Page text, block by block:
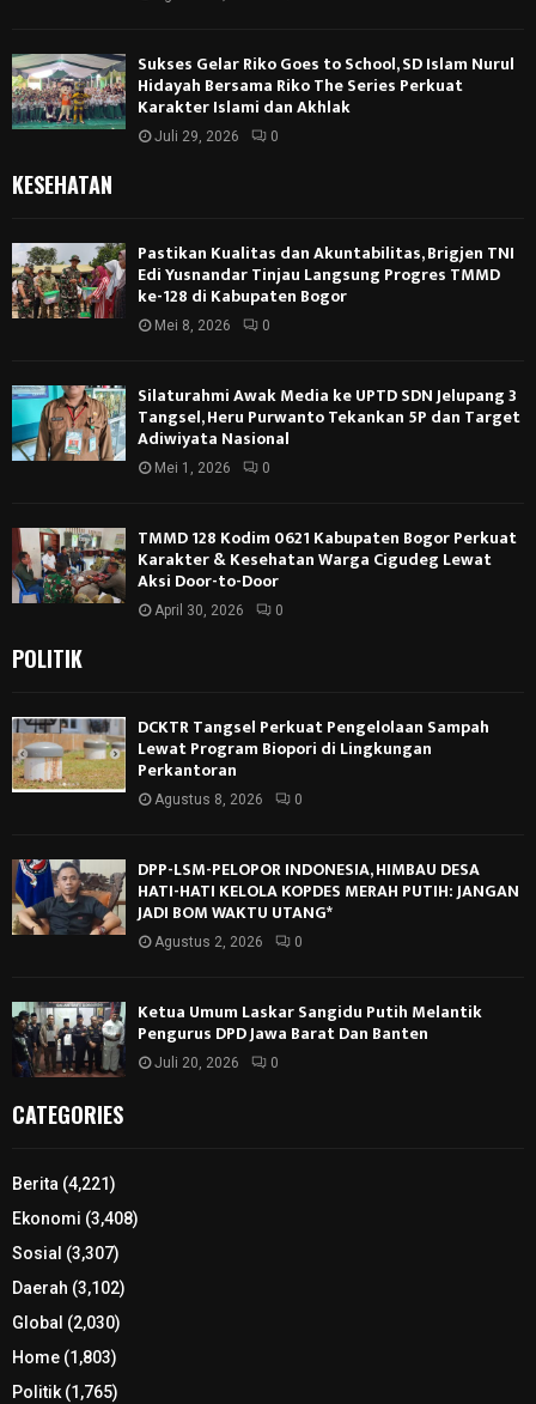
Sukses Gelar Riko Goes to School, SD Islam Nurul
Hidayah Bersama Riko The Series Perkuat
Karakter Islami dan Akhlak
Juli 29, 2026 0
KESEHATAN
Pastikan Kualitas dan Akuntabilitas, Brigjen TNI
Edi Yusnandar Tinjau Langsung Progres TMMD
ke-128 di Kabupaten Bogor
Mei 8, 2026 0
Silaturahmi Awak Media ke UPTD SDN Jelupang 3
Tangsel, Heru Purwanto Tekankan 5P dan Target
Adiwiyata Nasional
Mei 1, 2026 0
TMMD 128 Kodim 0621 Kabupaten Bogor Perkuat
Karakter & Kesehatan Warga Cigudeg Lewat
Aksi Door-to-Door
April 30, 2026 0
POLITIK
DCKTR Tangsel Perkuat Pengelolaan Sampah
Lewat Program Biopori di Lingkungan
Perkantoran
Agustus 8, 2026 0
DPP-LSM-PELOPOR INDONESIA, HIMBAU DESA
HATI-HATI KELOLA KOPDES MERAH PUTIH: JANGAN
JADI BOM WAKTU UTANG*
Agustus 2, 2026 0
Ketua Umum Laskar Sangidu Putih Melantik
Pengurus DPD Jawa Barat Dan Banten
Juli 20, 2026 0
CATEGORIES
Berita (4,221)
Ekonomi (3,408)
Sosial (3,307)
Daerah (3,102)
Global (2,030)
Home (1,803)
Politik(1,765)